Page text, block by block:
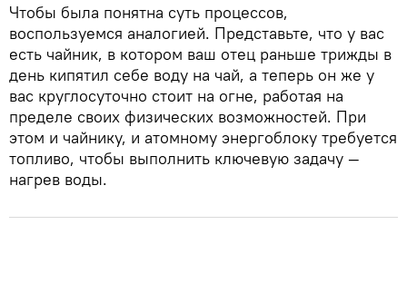
Чтобы была понятна суть процессов,
воспользуемся аналогией. Представьте, что у вас
есть чайник, в котором ваш отец раньше трижды в
день кипятил себе воду на чай, а теперь он же у
вас круглосуточно стоит на огне, работая на
пределе своих физических возможностей. При
этом и чайнику, и атомному энергоблоку требуется
топливо, чтобы выполнить ключевую задачу —
нагрев воды.